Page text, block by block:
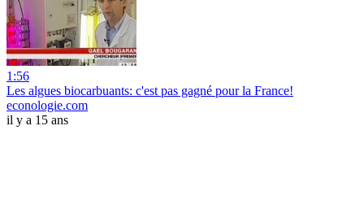
1:56
Les algues biocarbuants: c'est pas gagné pour la France!
econologie.com
il y a 15 ans